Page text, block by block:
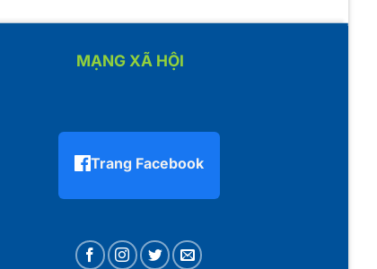
MẠNG XÃ HỘI
Trang Facebook